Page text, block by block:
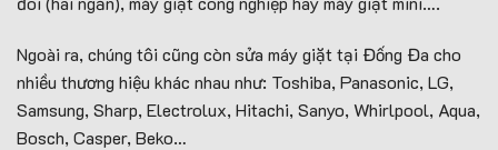
Ngoài ra, chúng tôi cũng còn sửa máy giặt tại Đống Đa cho
nhiều thương hiệu khác nhau như: Toshiba, Panasonic, LG,
Samsung, Sharp, Electrolux, Hitachi, Sanyo, Whirlpool, Aqua,
Bosch, Casper, Beko…